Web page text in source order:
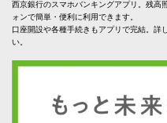
西京銀行のスマホバンキングアプリ。残高
ォンで簡単・便利に利用できます。
口座開設や各種手続きもアプリで完結。詳
い。